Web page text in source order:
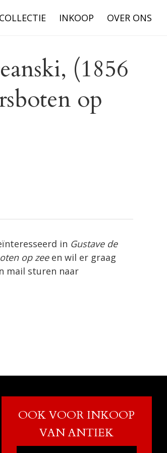
COLLECTIE INKOOP OVER ONS
(1856
op
in Gustave de
op zeeen wil er graag
mail sturen naar
OOK VOOR INKOOP
VAN ANTIEK